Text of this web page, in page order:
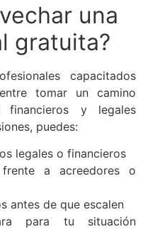
una
gratuita?
capacitados
tomar un camino
y legales
puedes:
legales o financieros
a acreedores o
antes de que escalen
para tu situación